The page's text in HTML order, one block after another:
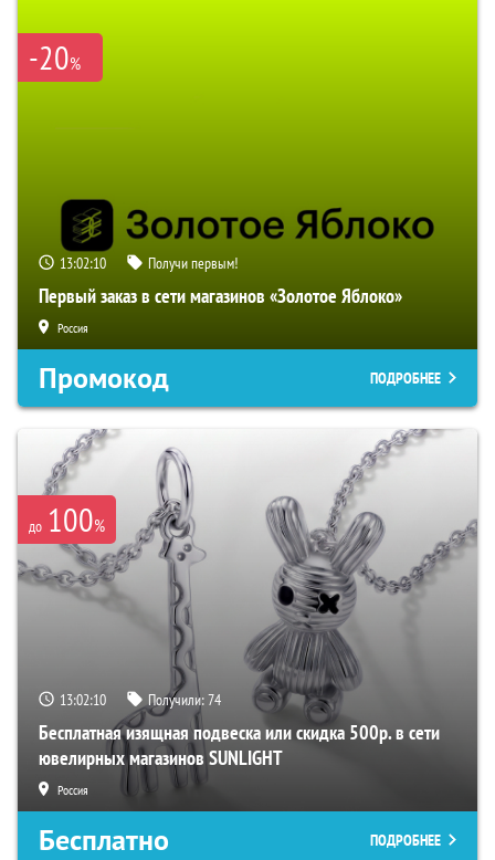
-20%
13:02:09 Получи первым!
Первый заказ в сети магазинов «Золотое Яблоко»
Россия
Промокод ПОДРОБНЕЕ
до 100%
13:02:09 Получили:74
Бесплатная изящная подвеска или скидка 500р. в сети
ювелирных магазинов SUNLIGHT
Россия
Бесплатно ПОДРОБНЕЕ